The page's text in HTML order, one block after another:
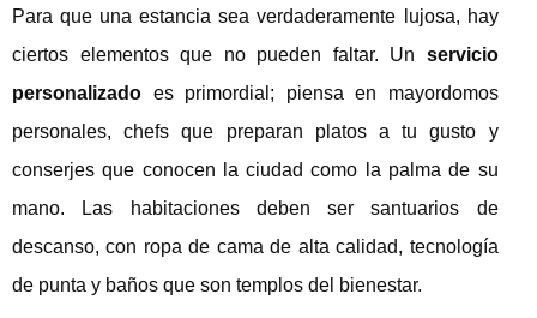
Para que una estancia sea verdaderamente lujosa, hay
ciertos elementos que no pueden faltar. Un servicio
personalizado es primordial; piensa en mayordomos
personales, chefs que preparan platos a tu gusto y
conserjes que conocen la ciudad como la palma de su
mano. Las habitaciones deben ser santuarios de
descanso, con ropa de cama de alta calidad, tecnología
de punta y baños que son templos del bienestar.